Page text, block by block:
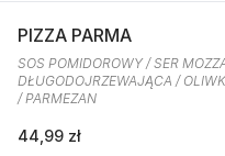
PIZZA PARMA
SOS POMIDOROWY / SER
DŁUGODOJRZEWAJĄCA /
/ PARMEZAN
44,99 zł